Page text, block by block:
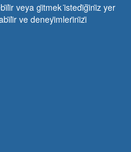
veya gi̇tmek i̇stedi̇ği̇ni̇z yer
ve deneyi̇mleri̇ni̇zi̇